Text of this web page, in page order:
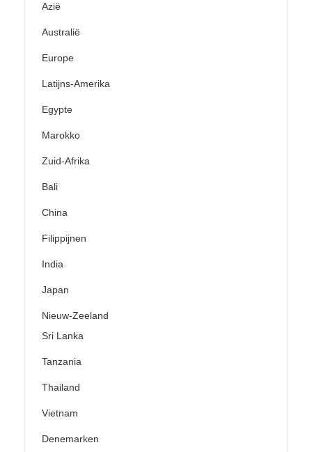
Azië
Australië
Europe
Latijns-Amerika
Egypte
Marokko
Zuid-Afrika
Bali
China
Filippijnen
India
Japan
Nieuw-Zeeland
Sri Lanka
Tanzania
Thailand
Vietnam
Denemarken